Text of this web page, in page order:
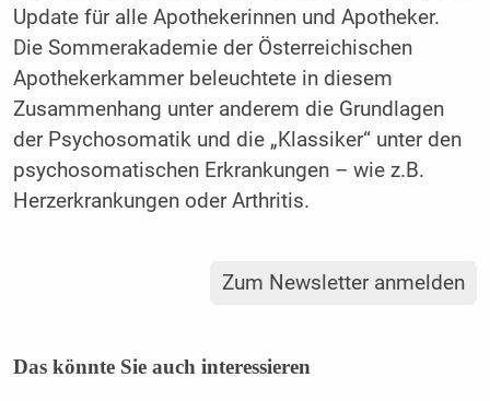
Update für alle Apothekerinnen und Apotheker.
Die Sommerakademie der Österreichischen
Apothekerkammer beleuchtete in diesem
Zusammenhang unter anderem die Grundlagen
der Psychosomatik und die „Klassiker“ unter den
psychosomatischen Erkrankungen – wie z.B.
Herzerkrankungen oder Arthritis.
Zum Newsletter anmelden
Das könnte Sie auch interessieren